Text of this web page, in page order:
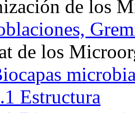
de los
de los
Estructura